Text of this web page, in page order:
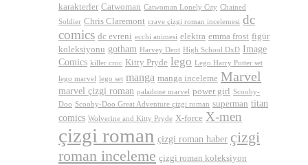
karakterler Catwoman Catwoman Lonely City Chained
Soldier Chris Claremont crave çizgi roman incelemesi dc
comics dc evreni ecchi animesi elektra emma frost figür
koleksiyonu gotham Harvey Dent High School DxD Image
Comics killer croc Kitty Pryde lego Lego Harry Potter set
lego marvel lego set manga manga inceleme Marvel
marvel çizgi roman paladone marvel power girl Scooby-
Doo Scooby-Doo Great Adventure çizgi roman superman titan
comics Wolverine and Kitty Pryde X-force X-men
çizgi roman çizgi roman haber çizgi
roman inceleme çizgi roman koleksiyon